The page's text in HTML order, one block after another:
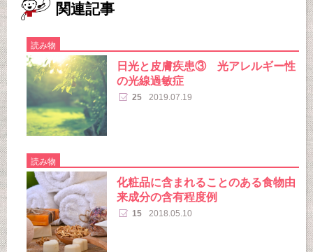
関連記事
読み物
日光と皮膚疾患③ 光アレルギー性
の光線過敏症
25 2019.07.19
読み物
化粧品に含まれることのある食物由
来成分の含有程度例
15 2018.05.10